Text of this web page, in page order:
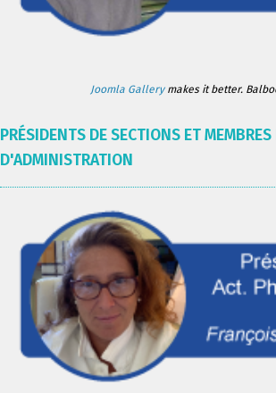
Joomla Gallerymakes it better.
PRÉSIDENTS DE SECTIONS ET
D'ADMINISTRATION